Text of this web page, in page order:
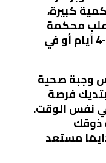
كبيرة،
محكمة
الغلق في التلاجة لمدة 3-4 أيام أو في
وجبة صحية
فرصة
نفس الوقت.
ذوقك
مستعد